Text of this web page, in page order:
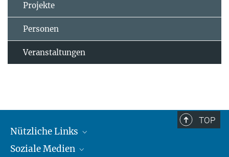
Projekte
Personen
Veranstaltungen
TOP
Nützliche Links
MMG Alumni Corner
Soziale Medien